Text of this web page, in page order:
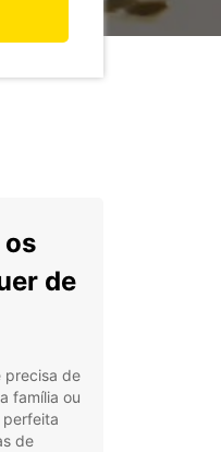
de
precisa de
família ou
perfeita
de